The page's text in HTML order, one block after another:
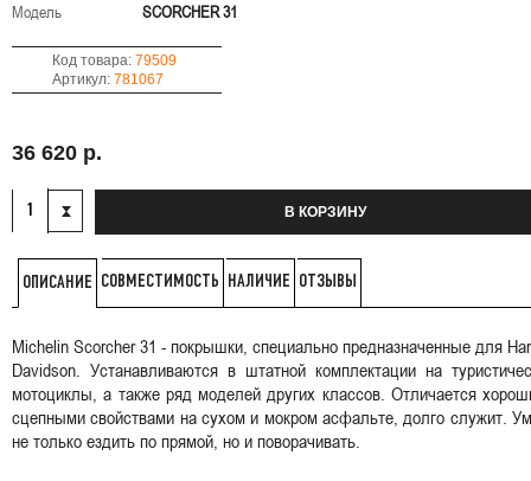
Модель
SCORCHER 31
Код товара: 79509
Артикул: 781067
36 620 р.
В КОРЗИНУ
ОПИСАНИЕ СОВМЕСТИМОСТЬ НАЛИЧИЕ ОТЗЫВЫ
Michelin Scorcher 31 - покрышки, специально предназначенные для
Davidson. Устанавливаются в штатной комплектации на
мотоциклы, а также ряд моделей других классов. Отличается
сцепными свойствами на сухом и мокром асфальте, долго служит.
не только ездить по прямой, но и поворачивать.